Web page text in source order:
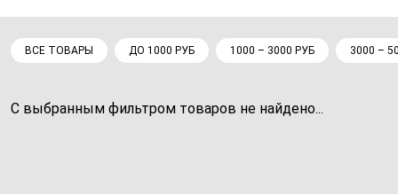
ВСЕ ТОВАРЫ ДО 1000 РУБ 1000 – 3000 РУБ 3000 –
С выбранным фильтром товаров не найдено...